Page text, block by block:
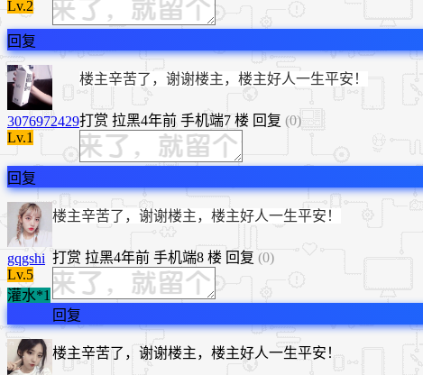
Lv.2
回复
3076972429
Lv.1
楼主辛苦了，谢谢楼主，楼主好人一生平安！
打赏 拉黑4年前 手机端7 楼 回复 (0)
回复
gqgshi
Lv.5
灌水*1
楼主辛苦了，谢谢楼主，楼主好人一生平安！
打赏 拉黑4年前 手机端8 楼 回复 (0)
回复
楼主辛苦了，谢谢楼主，楼主好人一生平安！